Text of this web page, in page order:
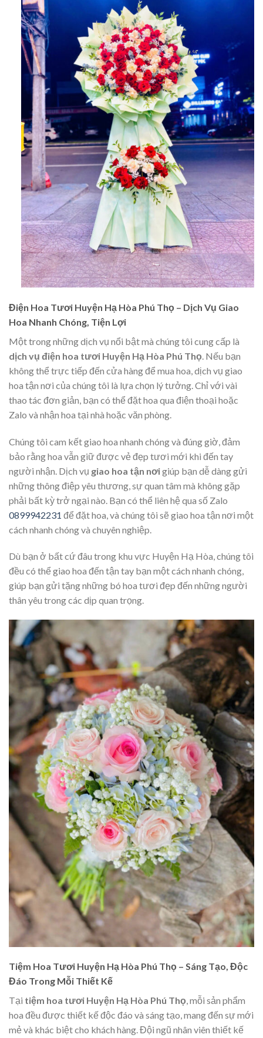
Điện Hoa Tươi Huyện Hạ Hòa Phú Thọ – Dịch Vụ Giao
Hoa Nhanh Chóng, Tiện Lợi
Một trong những dịch vụ nổi bật mà chúng tôi cung cấp là
dịch vụ điện hoa tươi Huyện Hạ Hòa Phú Thọ. Nếu bạn
không thể trực tiếp đến cửa hàng để mua hoa, dịch vụ giao
hoa tận nơi của chúng tôi là lựa chọn lý tưởng. Chỉ với vài
thao tác đơn giản, bạn có thể đặt hoa qua điện thoại hoặc
Zalo và nhận hoa tại nhà hoặc văn phòng.
Chúng tôi cam kết giao hoa nhanh chóng và đúng giờ, đảm
bảo rằng hoa vẫn giữ được vẻ đẹp tươi mới khi đến tay
người nhận. Dịch vụ giao hoa tận nơigiúp bạn dễ dàng gửi
những thông điệp yêu thương, sự quan tâm mà không gặp
phải bất kỳ trở ngại nào. Bạn có thể liên hệ qua số Zalo
0899942231 để đặt hoa, và chúng tôi sẽ giao hoa tận nơi một
cách nhanh chóng và chuyên nghiệp.
Dù bạn ở bất cứ đâu trong khu vực Huyện Hạ Hòa, chúng tôi
đều có thể giao hoa đến tận tay bạn một cách nhanh chóng,
giúp bạn gửi tặng những bó hoa tươi đẹp đến những người
thân yêu trong các dịp quan trọng.
Tiệm Hoa Tươi Huyện Hạ Hòa Phú Thọ – Sáng Tạo, Độc
Đáo Trong Mỗi Thiết Kế
Tại tiệm hoa tươi Huyện Hạ Hòa Phú Thọ, mỗi sản phẩm
hoa đều được thiết kế độc đáo và sáng tạo, mang đến sự mới
mẻ và khác biệt cho khách hàng. Đội ngũ nhân viên thiết kế